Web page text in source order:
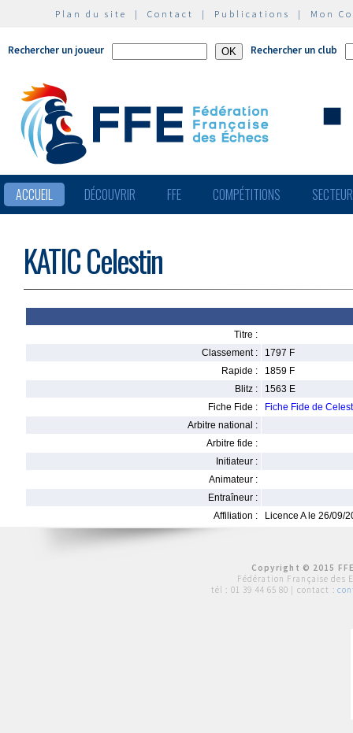
Plan du site | Contact | Publications | Mon
Rechercher un joueur Rechercher un club
ACCUEIL DÉCOUVRIR FFE COMPÉTITIONS
KATIC Celestin
Titre :
Classement :
1797 F
Rapide :
1859 F
Blitz :
1563 E
Fiche Fide :
Fiche Fide de
Arbitre national :
Arbitre fide :
Initiateur :
Animateur :
Entraîneur :
Affiliation :
Licence A le 26/09/
Copyright © 2015
Fédération Française des
tél : 01 39 44 65 80 | contact :